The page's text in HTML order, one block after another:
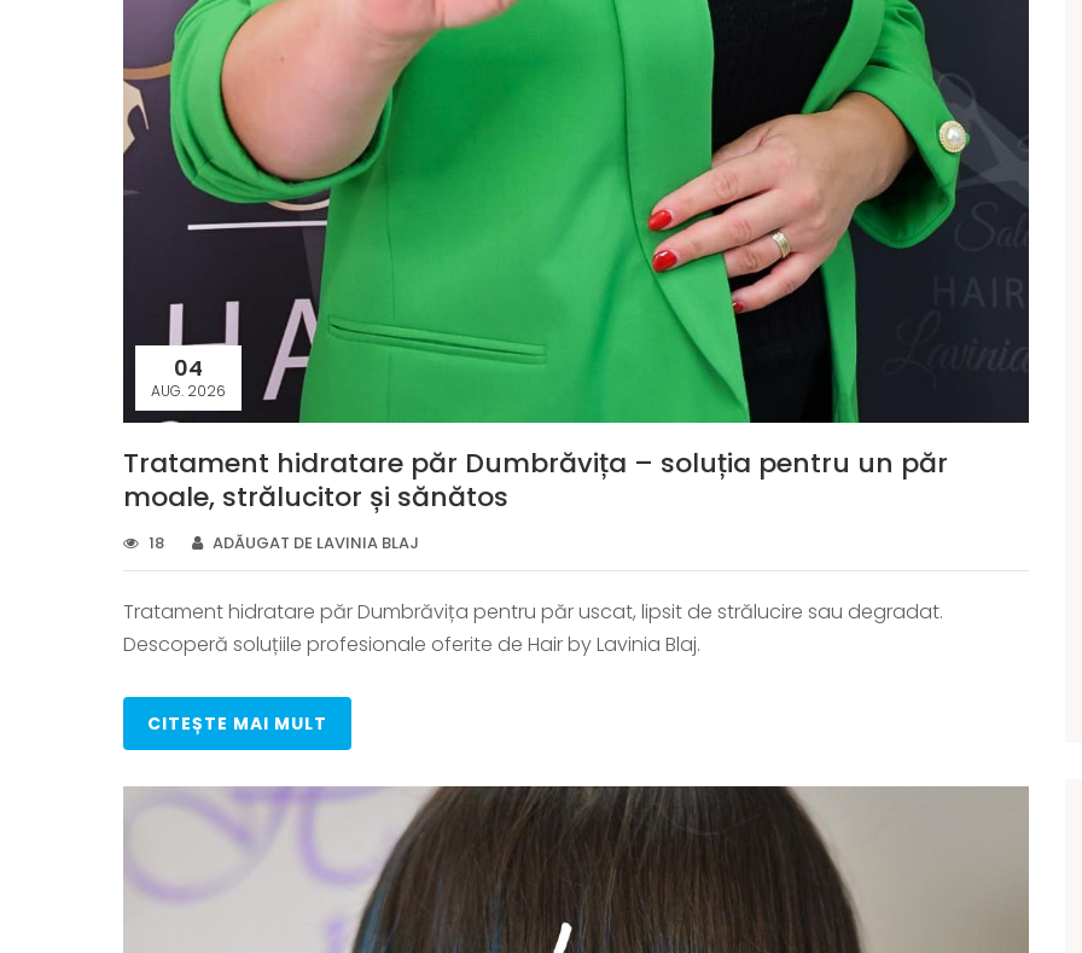
04
AUG. 2026
Tratament hidratare păr Dumbrăvița – soluția pentru un păr
moale, strălucitor și sănătos
18 ADĂUGAT DE LAVINIA BLAJ
Tratament hidratare păr Dumbrăvița pentru păr uscat, lipsit de strălucire sau degradat.
Descoperă soluțiile profesionale oferite de Hair by Lavinia Blaj.
CITEȘTE MAI MULT